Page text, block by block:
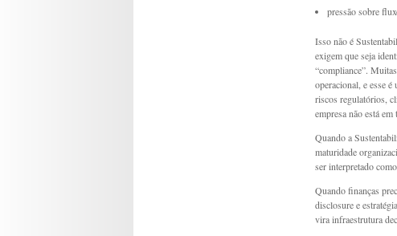
pressão sobre
Isso não é
exigem que seja
“compliance”.
operacional, e esse
riscos regulatórios,
empresa não está
Quando a
maturidade
ser interpretado
Quando finanças
disclosure e
vira infraestrutura